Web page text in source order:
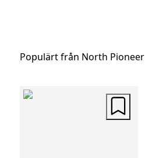
Populärt från North Pioneer